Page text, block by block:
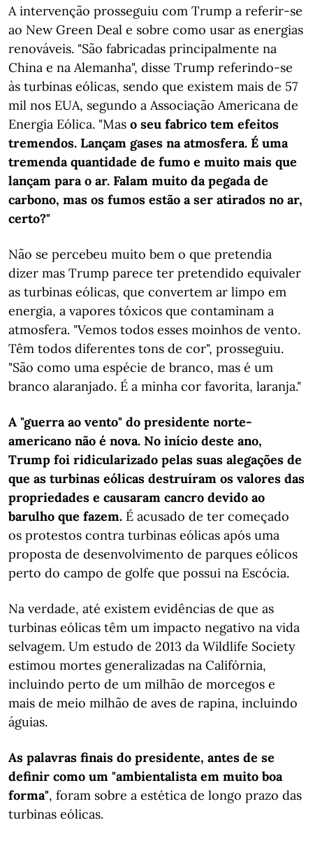
A intervenção prosseguiu com Trump a referir-se
ao New Green Deal e sobre como usar as energias
renováveis. "São fabricadas principalmente na
China e na Alemanha", disse Trump referindo-se
às turbinas eólicas, sendo que existem mais de 57
mil nos EUA, segundo a Associação Americana de
Energia Eólica. "Mas o seu fabrico tem efeitos
tremendos. Lançam gases na atmosfera. É uma
tremenda quantidade de fumo e muito mais que
lançam para o ar. Falam muito da pegada de
carbono, mas os fumos estão a ser atirados no ar,
certo?"
Não se percebeu muito bem o que pretendia
dizer mas Trump parece ter pretendido equivaler
as turbinas eólicas, que convertem ar limpo em
energia, a vapores tóxicos que contaminam a
atmosfera. "Vemos todos esses moinhos de vento.
Têm todos diferentes tons de cor", prosseguiu.
"São como uma espécie de branco, mas é um
branco alaranjado. É a minha cor favorita, laranja."
A "guerra ao vento" do presidente norte-
americano não é nova. No início deste ano,
Trump foi ridicularizado pelas suas alegações de
que as turbinas eólicas destruíram os valores das
propriedades e causaram cancro devido ao
barulho que fazem. É acusado de ter começado
os protestos contra turbinas eólicas após uma
proposta de desenvolvimento de parques eólicos
perto do campo de golfe que possui na Escócia.
Na verdade, até existem evidências de que as
turbinas eólicas têm um impacto negativo na vida
selvagem. Um estudo de 2013 da Wildlife Society
estimou mortes generalizadas na Califórnia,
incluindo perto de um milhão de morcegos e
mais de meio milhão de aves de rapina, incluindo
águias.
As palavras finais do presidente, antes de se
definir como um "ambientalista em muito boa
forma", foram sobre a estética de longo prazo das
turbinas eólicas.